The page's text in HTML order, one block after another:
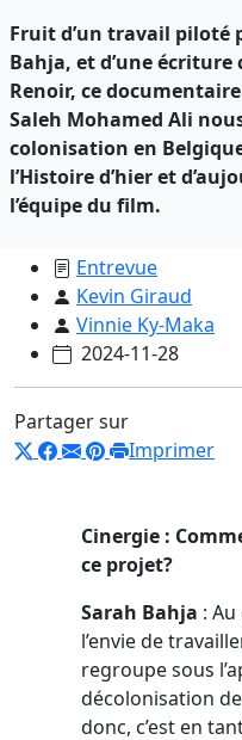
Fruit d’un travail piloté
Bahja, et d’une
Renoir, ce
Saleh Mohamed Ali
colonisation en
l’Histoire d’hier et
l’équipe du film.
Entrevue
Kevin Giraud
Vinnie Ky-Maka
2024-11-28
Partager sur
Imprimer
Cinergie :
ce projet?
Sarah Bahja :
l’envie de
regroupe sous
décolonisation de
donc, c’est en